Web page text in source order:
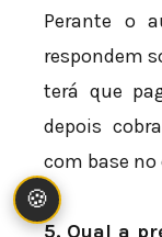
Perante o
respondem
terá que
depois
com base
5. Qual a
🍪